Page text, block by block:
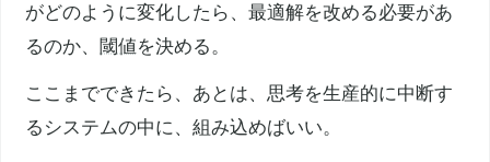
がどのように変化したら、最適解を改める必要があ
るのか、 閾値を決める。
ここまでできたら、あとは、思考を生産的に中断す
るシステムの中に、組み込めばいい。